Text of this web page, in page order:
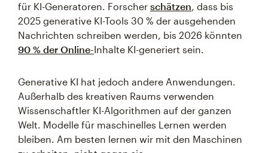
für KI-Generatoren. Forscher schätzen, dass bis
2025 generative KI-Tools 30 % der ausgehenden
Nachrichten schreiben werden, bis 2026 könnten
90 % der Online-Inhalte KI-generiert sein.
Generative KI hat jedoch andere Anwendungen.
Außerhalb des kreativen Raums verwenden
Wissenschaftler KI-Algorithmen auf der ganzen
Welt. Modelle für maschinelles Lernen werden
bleiben. Am besten lernen wir mit den Maschinen